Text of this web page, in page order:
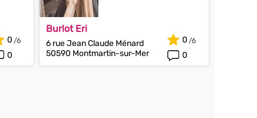
0
0
Burlot Eri
6 rue Jean Claude Ménard
50590 Montmartin-sur-Mer
0
0